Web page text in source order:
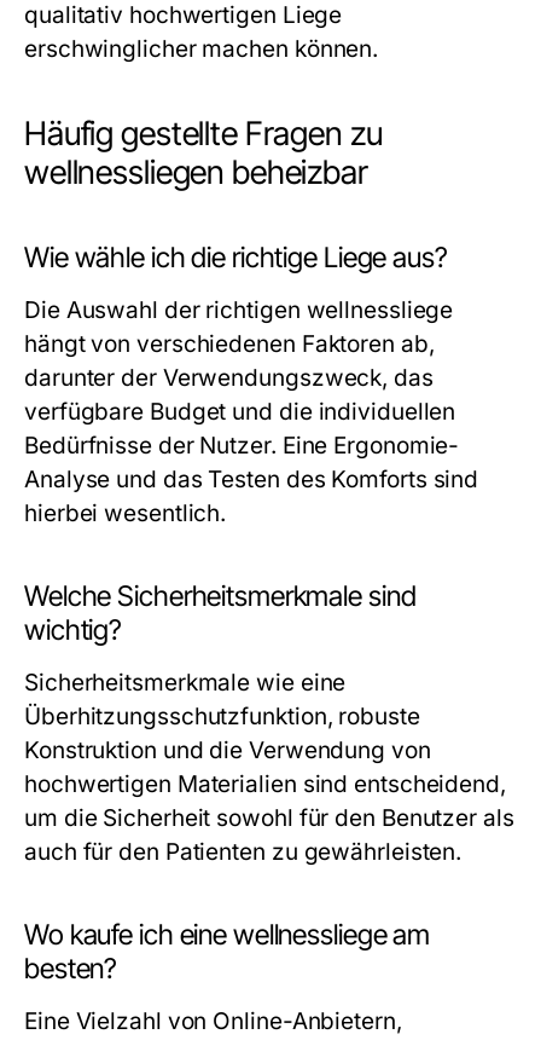
qualitativ hochwertigen Liege
erschwinglicher machen können.
Häufig gestellte Fragen zu
wellnessliegen beheizbar
Wie wähle ich die richtige Liege aus?
Die Auswahl der richtigen wellnessliege
hängt von verschiedenen Faktoren ab,
darunter der Verwendungszweck, das
verfügbare Budget und die individuellen
Bedürfnisse der Nutzer. Eine Ergonomie-
Analyse und das Testen des Komforts sind
hierbei wesentlich.
Welche Sicherheitsmerkmale sind
wichtig?
Sicherheitsmerkmale wie eine
Überhitzungsschutzfunktion, robuste
Konstruktion und die Verwendung von
hochwertigen Materialien sind entscheidend,
um die Sicherheit sowohl für den Benutzer als
auch für den Patienten zu gewährleisten.
Wo kaufe ich eine wellnessliege am
besten?
Eine Vielzahl von Online-Anbietern,